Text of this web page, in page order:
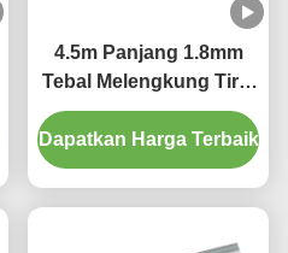
4.5m Panjang 1.8mm
Tebal Melengkung Tirai
Jalur Rel Riak Lipat Tirai
Track
Dapatkan Harga Terbaik